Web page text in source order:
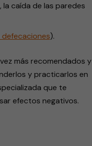
la caída de las paredes
).
más recomendados y
y practicarlos en
que te
efectos negativos.